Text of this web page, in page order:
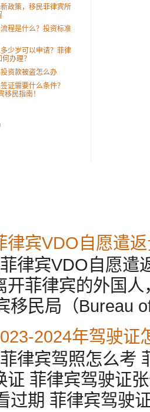
政策，移民菲律宾所
程是什么？投资标准
少岁可以申请？菲律
办理？
资款被盗怎么办
证需要什么条件？
移民指南！
律宾VDO自愿遣
菲律宾VDO自愿遣
开菲律宾的外国
移民局（Bureau
2024年驾驶证
菲律宾驾照怎么考
证 菲律宾驾驶证
过期 菲律宾驾驶